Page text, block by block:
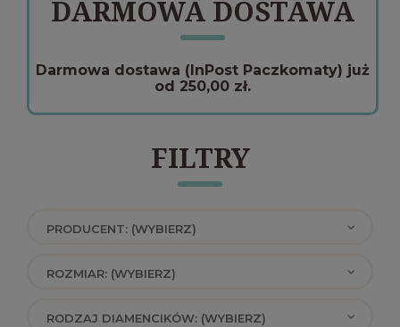
DARMOWA DOSTAWA
Darmowa dostawa (InPost Paczkomaty) już
od 250,00 zł.
FILTRY
PRODUCENT: (WYBIERZ)
ROZMIAR: (WYBIERZ)
RODZAJ DIAMENCIKÓW: (WYBIERZ)